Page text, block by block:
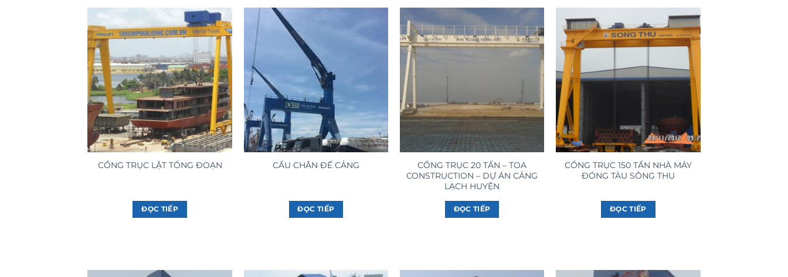
CỔNG TRỤC LẬT TỔNG ĐOẠN
ĐỌC TIẾP
CẨU CHÂN ĐẾ CẢNG
ĐỌC TIẾP
CỔNG TRỤC 20 TẤN – TOA
CONSTRUCTION – DỰ ÁN CẢNG
LẠCH HUYỆN
ĐỌC TIẾP
CỔNG TRỤC 150 TẤN NHÀ MÁY
ĐÓNG TÀU SÔNG THU
ĐỌC TIẾP